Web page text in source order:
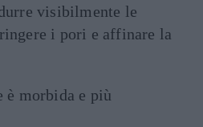
visibilmente le
i pori e affinare la
morbida e più